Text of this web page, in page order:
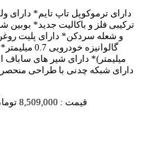
دارای ترموکوپل تاپ تایم* دارای
ترکیبی فلز و باکالیت جدید* بوبین
و شعله سردکن* دارای پلیت
گالوانیزه خودرویی 0.7 میلیمتر
میلیمتر)* دارای شیر های ساباف
* دارای شبکه چدنی با طراحی
قیمت : 8,509,000 تومان